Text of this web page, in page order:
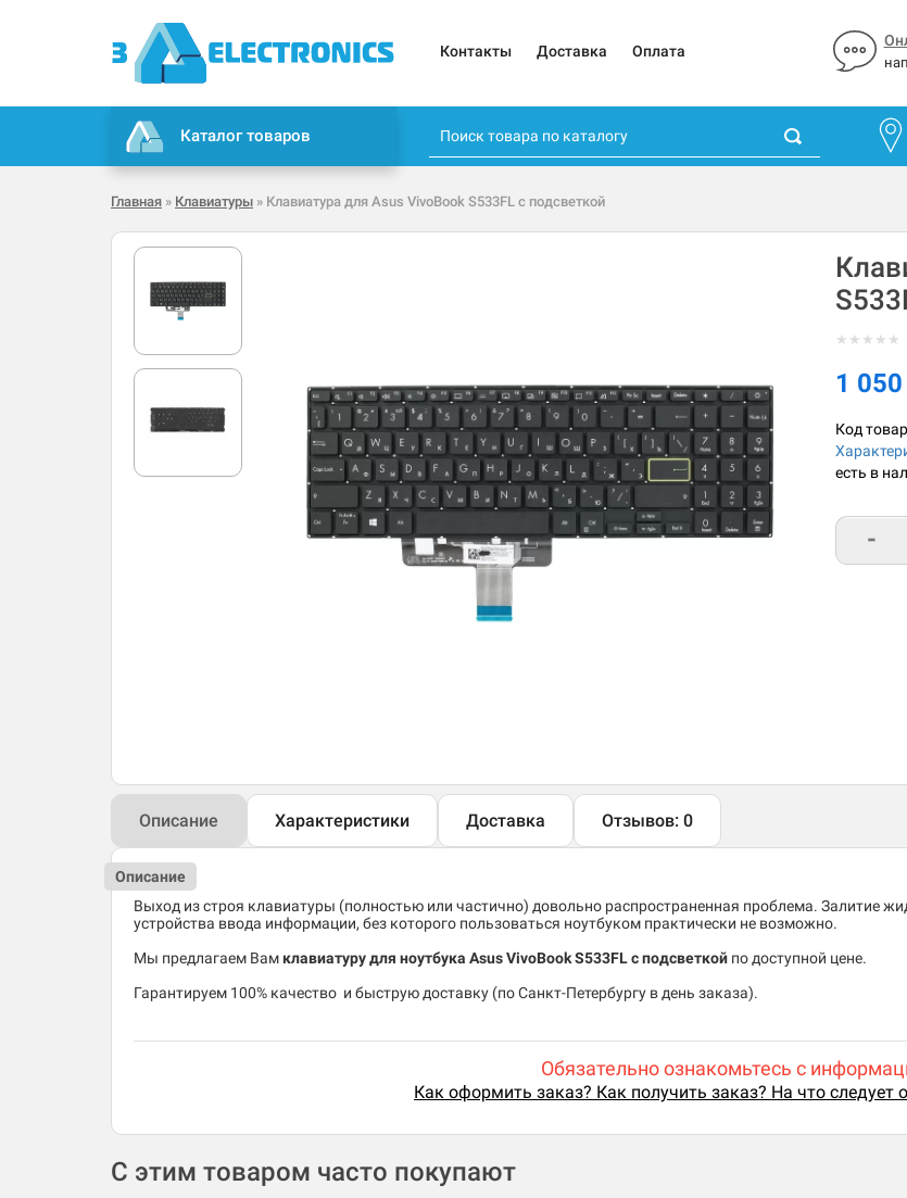
Контакты Доставка Оплата
Каталог товаров
Главная » Клавиатуры » Клавиатура для Asus VivoBook S533FL с подсветкой
★ ★ ★ ★ ★
1
Код
есть в
-
Описание Характеристики Доставка Отзывов: 0
Описание
Выход из строя клавиатуры (полностью или частично) довольно распространенная проблема. Залитие
устройства ввода информации, без которого пользоваться ноутбуком практически не возможно.
Мы предлагаем Вам клавиатуру для ноутбука Asus VivoBook S533FL с подсветкой по доступной цене.
​Гарантируем 100% качество и быструю доставку (по Санкт-Петербургу в день заказа).
Обязательно ознакомьтесь с
Как оформить заказ? Как получить заказ? На что следует
С этим товаром часто покупают